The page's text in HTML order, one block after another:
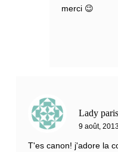
merci 😉
Lady
9 août,
T'es canon! j'adore la